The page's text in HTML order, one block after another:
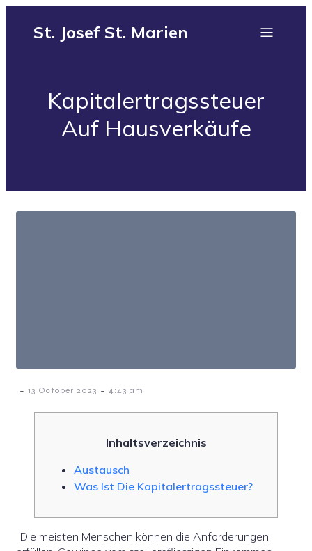
St. Josef St. Marien
Kapitalertragssteuer
Auf Hausverkäufe
- 13 October 2023 - 4:43 am
Inhaltsverzeichnis
Austausch
Was Ist Die Kapitalertragssteuer?
„Die meisten Menschen können die Anforderungen